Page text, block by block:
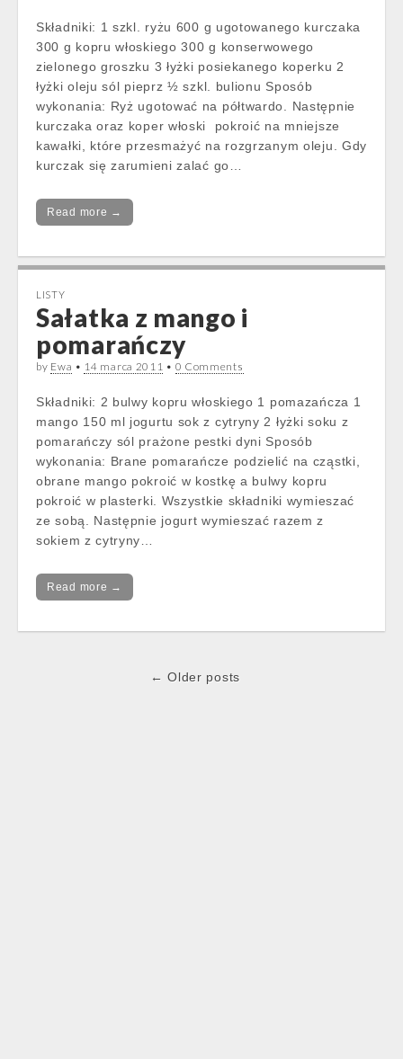
Składniki: 1 szkl. ryżu 600 g ugotowanego kurczaka
300 g kopru włoskiego 300 g konserwowego
zielonego groszku 3 łyżki posiekanego koperku 2
łyżki oleju sól pieprz ½ szkl. bulionu Sposób
wykonania: Ryż ugotować na półtwardo. Następnie
kurczaka oraz koper włoski pokroić na mniejsze
kawałki, które przesmażyć na rozgrzanym oleju. Gdy
kurczak się zarumieni zalać go…
Read more →
LISTY
Sałatka z mango i
pomarańczy
by Ewa • 14 marca 2011 • 0 Comments
Składniki: 2 bulwy kopru włoskiego 1 pomazańcza 1
mango 150 ml jogurtu sok z cytryny 2 łyżki soku z
pomarańczy sól prażone pestki dyni Sposób
wykonania: Brane pomarańcze podzielić na cząstki,
obrane mango pokroić w kostkę a bulwy kopru
pokroić w plasterki. Wszystkie składniki wymieszać
ze sobą. Następnie jogurt wymieszać razem z
sokiem z cytryny…
Read more →
← Older posts